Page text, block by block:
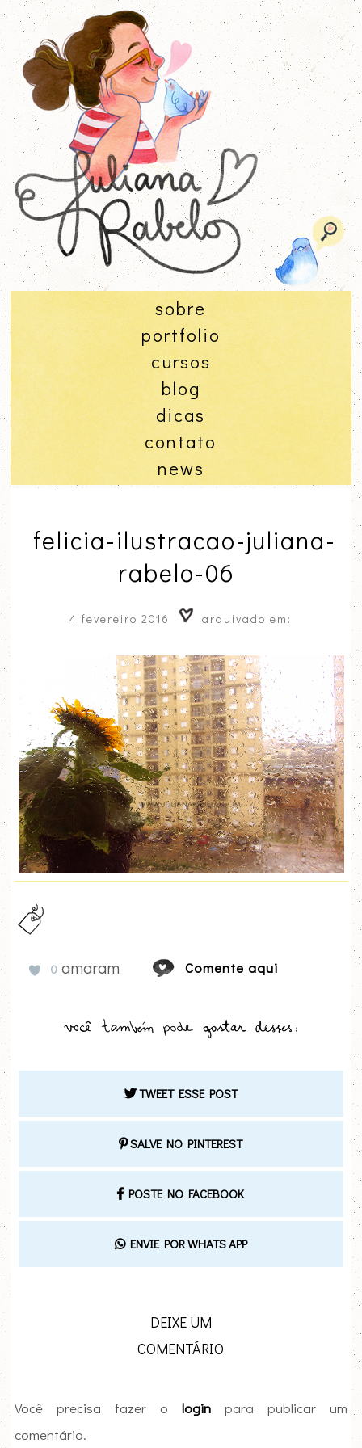
sobre
portfolio
cursos
blog
dicas
contato
news
felicia-ilustracao-juliana-
rabelo-06
4 fevereiro 2016 arquivado em:
0 amaram Comente aqui
TWEET ESSE POST
SALVE NO PINTEREST
POSTE NO FACEBOOK
ENVIE POR WHATS APP
DEIXE UM
COMENTÁRIO
Você precisa fazer ologin para publicar um
comentário.